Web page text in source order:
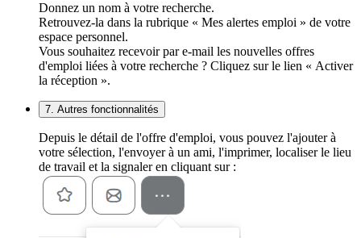
Donnez un nom à votre recherche.
Retrouvez-la dans la rubrique « Mes alertes emploi » de votre
espace personnel.
Vous souhaitez recevoir par e-mail les nouvelles offres
d'emploi liées à votre recherche ? Cliquez sur le lien « Activer
la réception ».
7. Autres fonctionnalités
Depuis le détail de l'offre d'emploi, vous pouvez l'ajouter à
votre sélection, l'envoyer à un ami, l'imprimer, localiser le lieu
de travail et la signaler en cliquant sur :